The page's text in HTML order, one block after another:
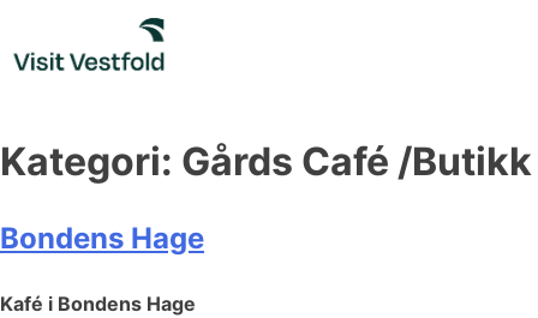
content
Kategori: Gårds Café /Butikk
Bondens Hage
Kafé i Bondens Hage